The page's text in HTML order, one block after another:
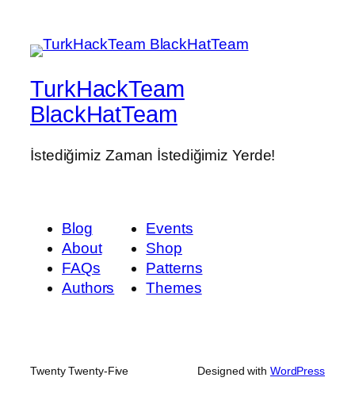
TurkHackTeam
BlackHatTeam
İstediğimiz Zaman İstediğimiz Yerde!
Blog
About
FAQs
Authors
Events
Shop
Patterns
Themes
Twenty Twenty-Five Designed with WordPress